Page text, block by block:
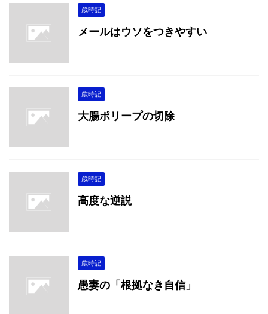
歳時記
メールはウソをつきやすい
歳時記
大腸ポリープの切除
歳時記
高度な逆説
歳時記
愚妻の「根拠なき自信」